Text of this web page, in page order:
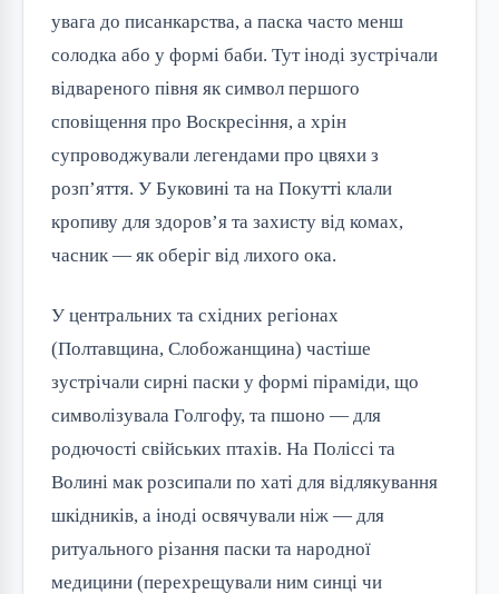
увага до писанкарства, а паска часто менш
солодка або у формі баби. Тут іноді зустрічали
відвареного півня як символ першого
сповіщення про Воскресіння, а хрін
супроводжували легендами про цвяхи з
розп’яття. У Буковині та на Покутті клали
кропиву для здоров’я та захисту від комах,
часник — як оберіг від лихого ока.
У центральних та східних регіонах
(Полтавщина, Слобожанщина) частіше
зустрічали сирні паски у формі піраміди, що
символізувала Голгофу, та пшоно — для
родючості свійських птахів. На Поліссі та
Волині мак розсипали по хаті для відлякування
шкідників, а іноді освячували ніж — для
ритуального різання паски та народної
медицини (перехрещували ним синці чи